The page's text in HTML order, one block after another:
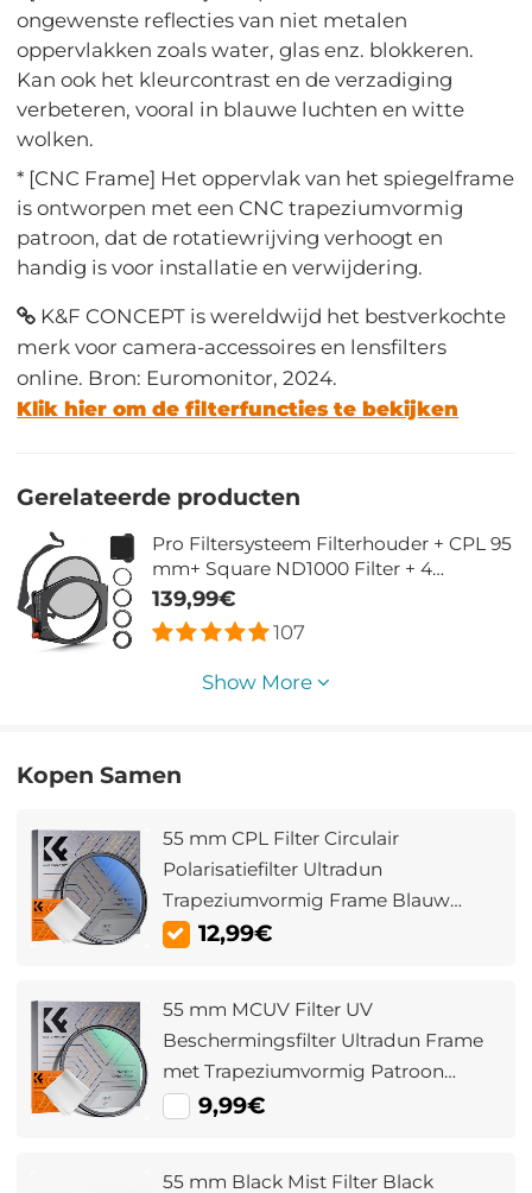
ongewenste reflecties van niet metalen
oppervlakken zoals water, glas enz. blokkeren.
Kan ook het kleurcontrast en de verzadiging
verbeteren, vooral in blauwe luchten en witte
wolken.
* [CNC Frame] Het oppervlak van het spiegelframe
is ontworpen met een CNC trapeziumvormig
patroon, dat de rotatiewrijving verhoogt en
handig is voor installatie en verwijdering.
K&F CONCEPT is wereldwijd het bestverkochte
merk voor camera-accessoires en lensfilters
online. Bron: Euromonitor, 2024.
Klik hier om de filterfuncties te bekijken
Gerelateerde producten
Pro Filtersysteem Filterhouder + CPL 95
mm+ Square ND1000 Filter + 4
Adapterringen Voor Cameralens
139,99€
107
Show More
Kopen Samen
55 mm CPL Filter Circulair
Polarisatiefilter Ultradun
Trapeziumvormig Frame Blauw
Gecoate Film met Een Stuk
12,99€
55 mm MCUV Filter UV
Beschermingsfilter Ultradun Frame
met Trapeziumvormig Patroon
Stofzuigdoekcoating Nano Klear
9,99€
55 mm Black Mist Filter Black